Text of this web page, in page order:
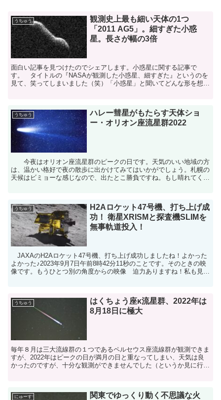
うちゅう
観測史上最も細い天体の1つ
「2011 AG5」。細すぎた小惑
星。長さが幅の3倍
面白い記事を見つけたのでシェアします。小惑星に関する記事で
す。 タイトルの『NASAが観測した小惑星、細すぎた』というのを
見て、笑ってしまいました（笑）「小惑星」と聞いてどんな形を想像
うちゅう
ハレー彗星がもたらす天体ショ
ー・オリオン座流星群2022
今夜はオリオン座流星群のピークの日です。天気のいい地域の方
は、温かい格好で夜の散歩に出かけてみてはいかがでしょう。札幌の
天候はビミョーな感じなので、出たとこ勝負ですね。もし晴れてくれ
うちゅう
H2Aロケット47号機、打ち上げ成
功！ 衛星XRISMと探査機SLIMを
無事軌道投入！
JAXAのH2Aロケット47号機、打ち上げ成功しましたね！よかった
よかった♪2023年9月7日午前8時42分11秒のことです。そのときの映
像です。もうひとつ別の角度からの映像 迫力ありますね！私も見に
うちゅう
はくちょう座κ流星群、2022年は
8月18日に極大
毎年８月は三大流線群の１つであるペルセウス座流線群が観測できま
すが、2022年はピークの日が満月の日と重なってしまい、天気は良
かったのですが、十分な観測ができませんでした（というか見に行か
にゅーす
関東でゆっくり動く不思議な火